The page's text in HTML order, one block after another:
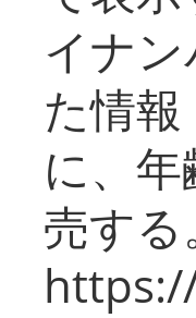
イナ
た情
に、
売す